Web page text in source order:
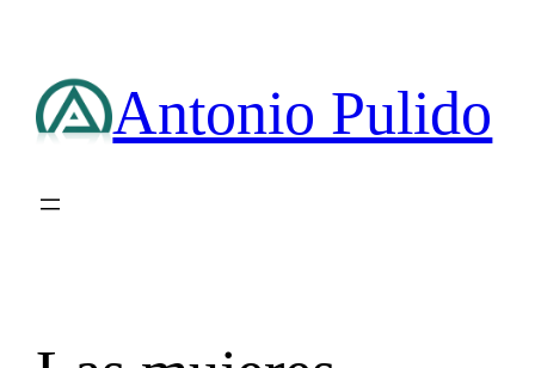
contenido Antonio Pulido